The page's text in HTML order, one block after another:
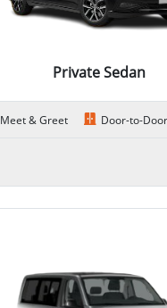
Private Sedan
Meet & Greet Door-to-Door